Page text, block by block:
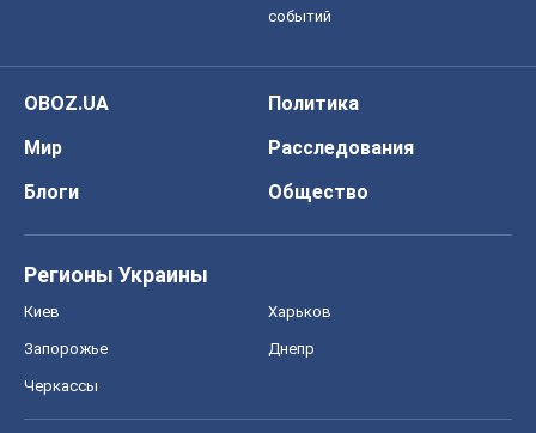
событий
OBOZ.UA
Политика
Мир
Расследования
Блоги
Общество
Регионы Украины
Киев Харьков
Запорожье Днепр
Черкассы